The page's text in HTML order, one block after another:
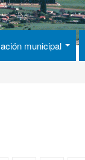
municipal